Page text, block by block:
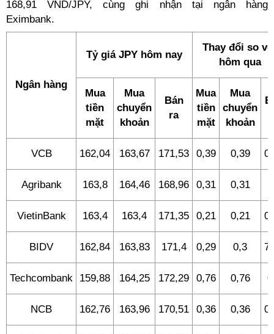
168,91 VND/JPY, cùng ghi nhận tại ngân hàng
Eximbank.
Ngân hàng
Tỷ giá JPY hôm nay
Thay đổi so
hôm qua
Mua
tiền
mặt
Mua
chuyển
khoản
Bán
ra
Mua
tiền
mặt
Mua
chuyển
khoản
VCB 162,04 163,67 171,53 0,39 0,39
Agribank 163,8 164,46 168,96 0,31 0,31
VietinBank 163,4 163,4 171,35 0,21 0,21
BIDV 162,84 163,83 171,4 0,29 0,3
Techcombank 159,88 164,25 172,29 0,76 0,76
NCB 162,76 163,96 170,51 0,36 0,36